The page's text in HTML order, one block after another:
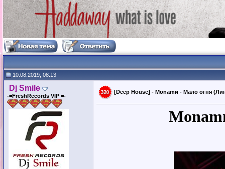
10.08.2019, 08:13
Dj Smile
-=FreshRecords VIP =-
[Deep House] - Monamи - Мало огня